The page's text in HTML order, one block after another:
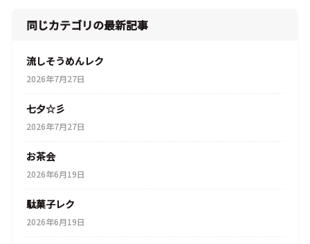
同じカテゴリの最新記事
流しそうめんレク
2026年7月27日
七夕☆彡
2026年7月27日
お茶会
2026年6月19日
駄菓子レク
2026年6月19日